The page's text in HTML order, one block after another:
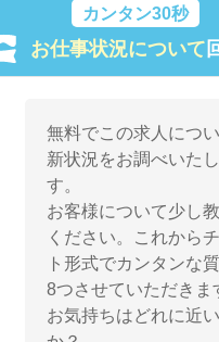
カンタン30秒
お仕事状況について
無料でこの求人につ
新状況をお調べいた
す。
お客様について少し
ください。これから
ト形式でカンタンな
8つさせていただきま
お気持ちはどれに近